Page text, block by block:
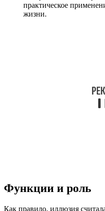
практическое
жизни.
Функции и роль
Как правило, иллюзия